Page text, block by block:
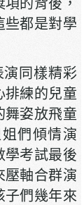
的背後，
些都是對學
同樣精彩
排練的兒童
舞姿放飛童
們傾情演
學考試最後
壓軸合群演
子們幾年來